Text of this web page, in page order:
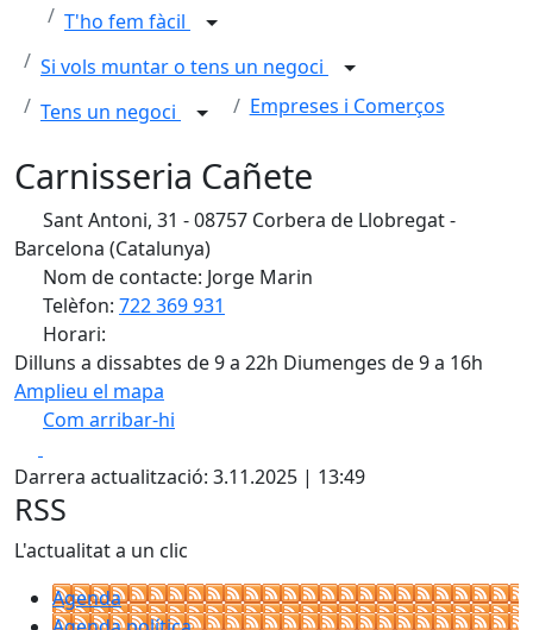
T'ho fem fàcil
Si vols muntar o tens un negoci
Tens un negoci
Empreses i Comerços
Carnisseria Cañete
Sant Antoni, 31 - 08757 Corbera de Llobregat -
Barcelona (Catalunya)
Nom de contacte: Jorge Marin
Telèfon: 722 369 931
Horari:
Dilluns a dissabtes de 9 a 22h Diumenges de 9 a 16h
Amplieu el mapa
Com arribar-hi
+
−
Darrera actualització: 3.11.2025 | 13:49
RSS
L'actualitat a un clic
Agenda